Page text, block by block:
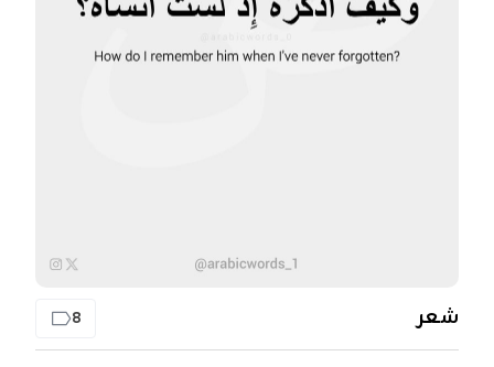
شعر 8